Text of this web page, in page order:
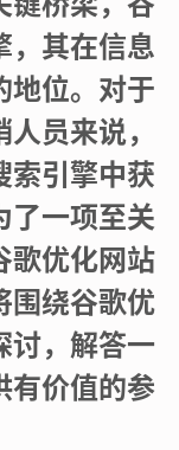
，其在信息
地位。对于
员来说，
索引擎中获
了一项至关
歌优化网站
围绕谷歌优
讨，解答一
有价值的参